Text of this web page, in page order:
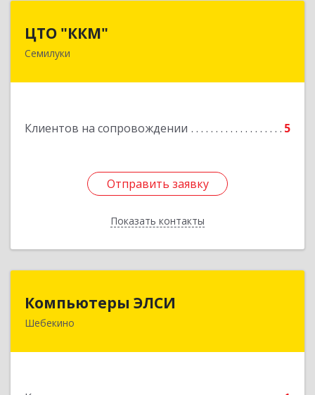
ЦТО "ККМ"
Семилуки
Клиентов на сопровождении 5
Отправить заявку
Показать контакты
Отправить заявку
Назад
Компьютеры ЭЛСИ
Шебекино